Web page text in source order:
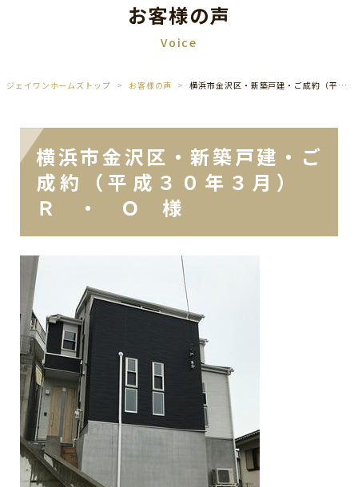
お客様の声
Voice
ジェイワンホームズトップ お客様の声 横浜市金沢区・新築戸建・ご成約（平成３０年３月） Ｒ ・ Ｏ 様
横浜市金沢区・新築戸建・ご
成約（平成３０年３月）
Ｒ ・ Ｏ 様